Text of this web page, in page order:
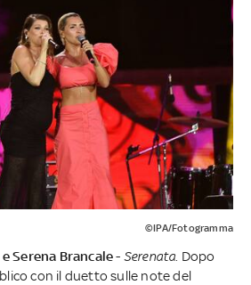
©IPA/Fotogramma
Serena Brancale- Serenata . Dopo
con il duetto sulle note del